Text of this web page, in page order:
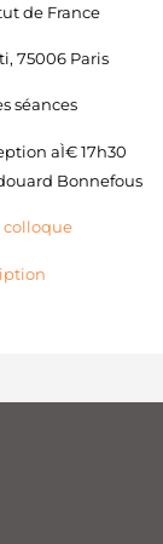
de France
75006 Paris
séances
aÌ€ 17h30
Bonnefous
colloque